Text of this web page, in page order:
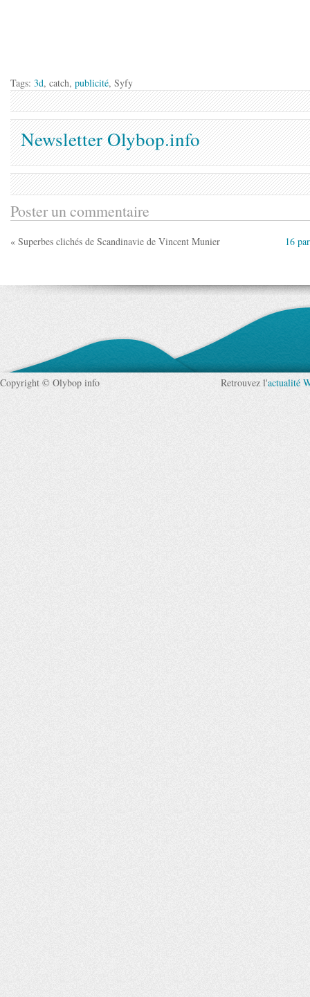
Tags: 3d, catch, publicité, Syfy
Newsletter Olybop.info
Poster un commentaire
« Superbes clichés de Scandinavie de Vincent Munier 16
Copyright © Olybop info Retrouvez l'actualité